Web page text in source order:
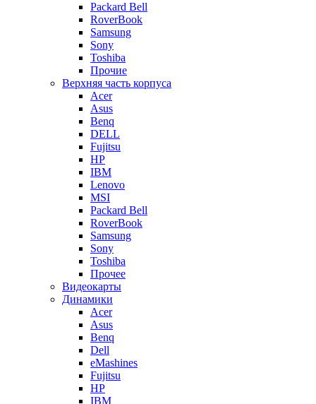
Packard Bell
RoverBook
Samsung
Sony
Toshiba
Прочие
Верхняя часть корпуса
Acer
Asus
Benq
DELL
Fujitsu
HP
IBM
Lenovo
MSI
Packard Bell
RoverBook
Samsung
Sony
Toshiba
Прочее
Видеокарты
Динамики
Acer
Asus
Benq
Dell
eMashines
Fujitsu
HP
IBM